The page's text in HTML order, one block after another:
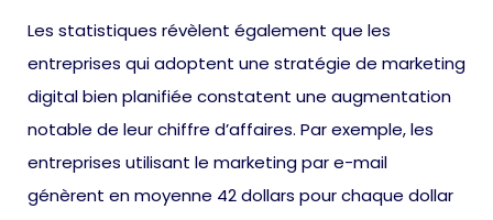
Les statistiques révèlent également que les
entreprises qui adoptent une stratégie de marketing
digital bien planifiée constatent une augmentation
notable de leur chiffre d’affaires. Par exemple, les
entreprises utilisant le marketing par e-mail
génèrent en moyenne 42 dollars pour chaque dollar